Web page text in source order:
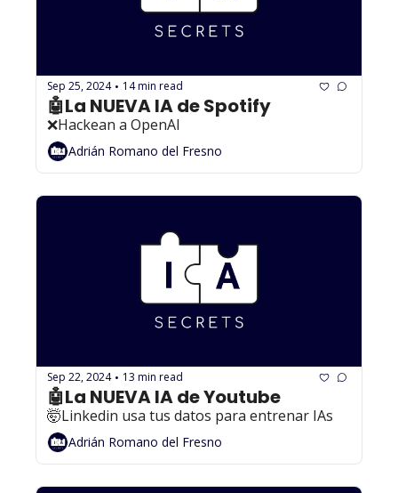
Sep 25, 2024 • 14 min read
🤖La NUEVA IA de Spotify
❌Hackean a OpenAI
Adrián Romano del Fresno
Sep 22, 2024 • 13 min read
🤖La NUEVA IA de Youtube
🤯Linkedin usa tus datos para entrenar IAs
Adrián Romano del Fresno